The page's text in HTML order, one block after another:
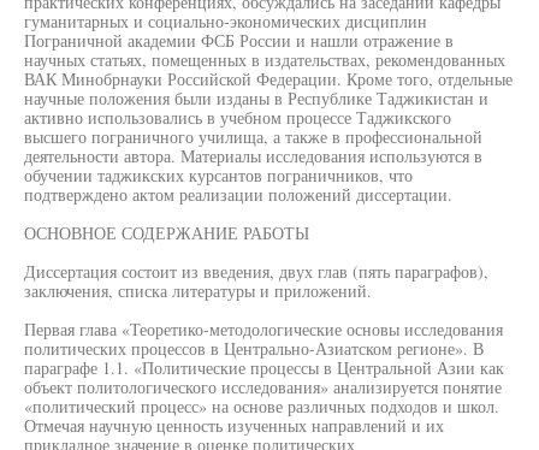
гуманитарных и социально-экономических дисциплин
Пограничной академии ФСБ России и нашли отражение в
научных статьях, помещенных в издательствах, рекомендованных
ВАК Минобрнауки Российской Федерации. Кроме того, отдельные
научные положения были изданы в Республике Таджикистан и
активно использовались в учебном процессе Таджикского
высшего пограничного училища, а также в профессиональной
деятельности автора. Материалы исследования используются в
обучении таджикских курсантов пограничников, что
подтверждено актом реализации положений диссертации.
ОСНОВНОЕ СОДЕРЖАНИЕ РАБОТЫ
Диссертация состоит из введения, двух глав (пять параграфов),
заключения, списка литературы и приложений.
Первая глава «Теоретико-методологические основы исследования
политических процессов в Центрально-Азиатском регионе». В
параграфе 1.1. «Политические процессы в Центральной Азии как
объект политологического исследования» анализируется понятие
«политический процесс» на основе различных подходов и школ.
Отмечая научную ценность изученных направлений и их
прикладное значение в оценке политических